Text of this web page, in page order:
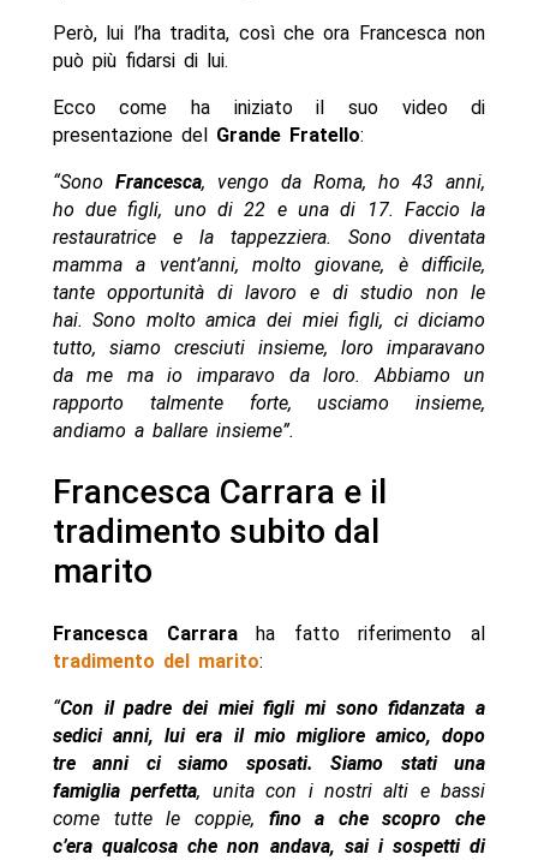
Però, lui l’ha tradita, così che ora Francesca non
può più fidarsi di lui.
Ecco come ha iniziato il suo video di
presentazione del Grande Fratello:
“Sono Francesca, vengo da Roma, ho 43 anni,
ho due figli, uno di 22 e una di 17. Faccio la
restauratrice e la tappezziera. Sono diventata
mamma a vent’anni, molto giovane, è difficile,
tante opportunità di lavoro e di studio non le
hai. Sono molto amica dei miei figli, ci diciamo
tutto, siamo cresciuti insieme, loro imparavano
da me ma io imparavo da loro. Abbiamo un
rapporto talmente forte, usciamo insieme,
andiamo a ballare insieme”.
Francesca Carrara e il
tradimento subito dal
marito
Francesca Carraraha fatto riferimento al
tradimento del marito:
“Con il padre dei miei figli mi sono fidanzata a
sedici anni, lui era il mio migliore amico, dopo
tre anni ci siamo sposati. Siamo stati una
famiglia perfetta, unita con i nostri alti e bassi
come tutte le coppie, fino a che scopro che
c’era qualcosa che non andava, sai i sospetti di